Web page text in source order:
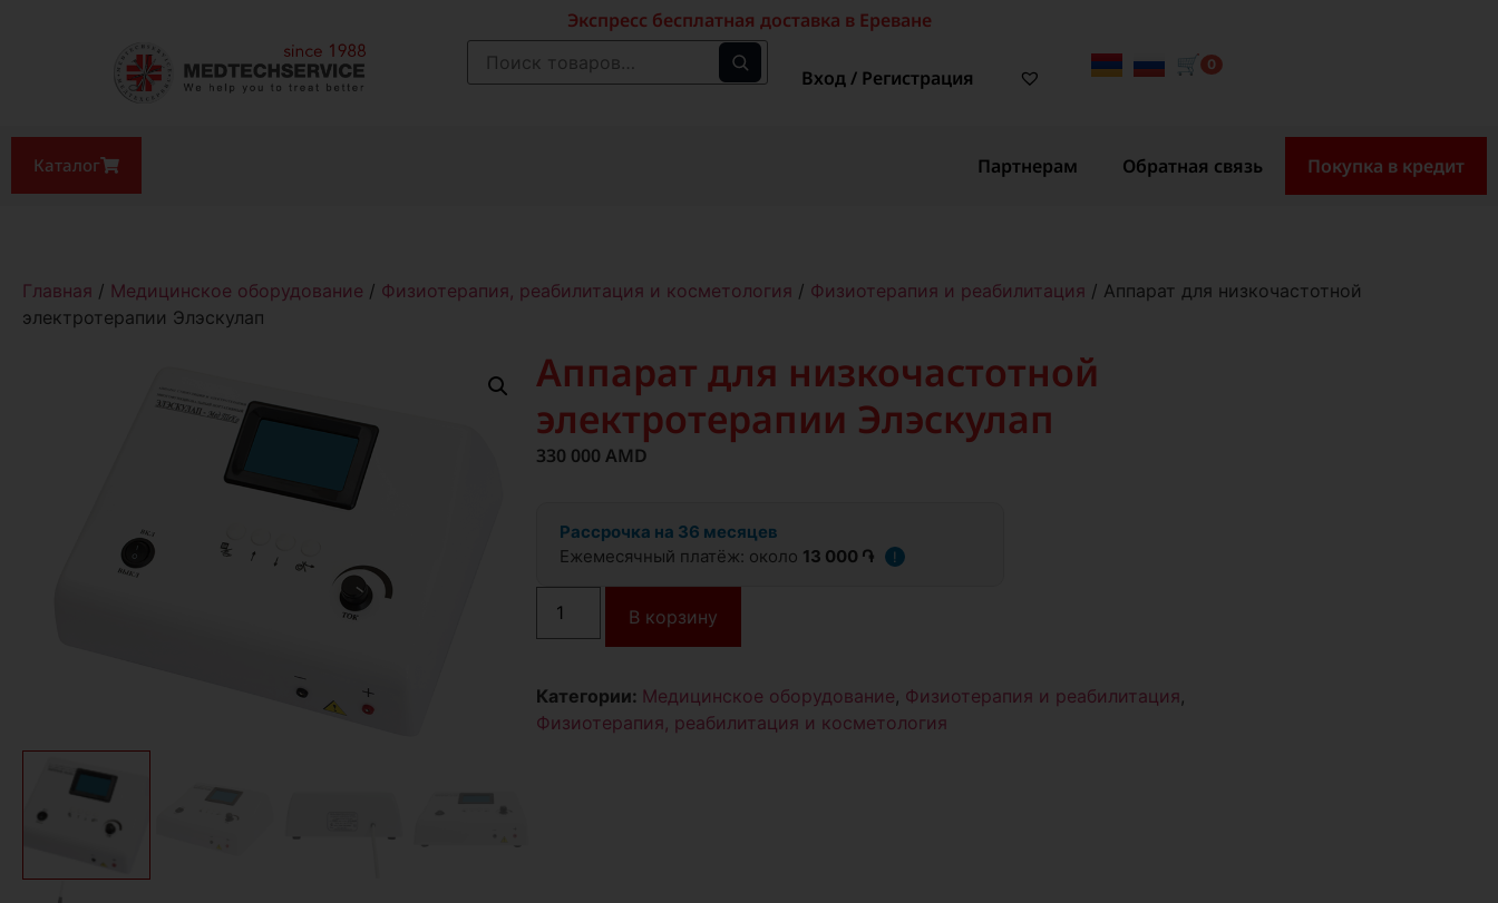
Экспресс бесплатная доставка в Ереване
Вход / Регистрация
🛒 0
Каталог Партнерам Обратная связь Покупка в кредит
Главная / Медицинское оборудование / Физиотерапия, реабилитация и косметология / Физиотерапия и реабилитация / Аппарат для низкочастотной
электротерапии Элэскулап
Аппарат для низкочастотной
электротерапии Элэскулап
330 000AMD
Рассрочка на 36 месяцев
Ежемесячный платёж: около 13 000 ֏ !
В корзину
Категории: Медицинское оборудование, Физиотерапия и реабилитация,
Физиотерапия, реабилитация и косметология